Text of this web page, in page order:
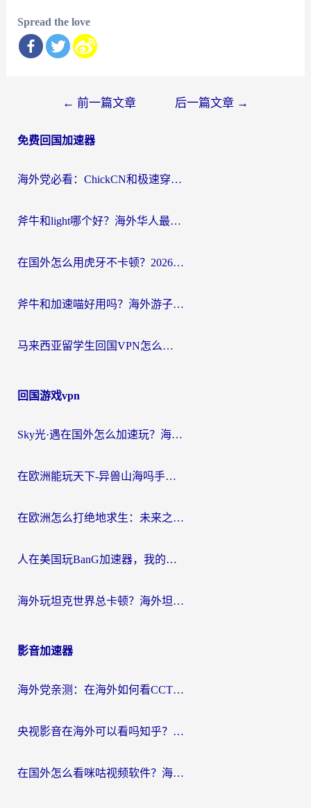
Spread the love
导
← 前一篇文章 后一篇文章 →
免费回国加速器
海外党必看：ChickCN和极速穿梭VPN好用吗？3招教你选对回国加速器无缝刷国内资源
斧牛和light哪个好？海外华人最关心的回国加速器选择难题，一篇讲透
在国外怎么用虎牙不卡顿？2026海外华人亲测有效的回国加速器选择指南
斧牛和加速喵好用吗？海外游子的真实选择困境
马来西亚留学生回国VPN怎么选？3个避坑点+1款实测好用的加速器推荐
回国游戏vpn
Sky光·遇在国外怎么加速玩？海外党亲测有效的国服游戏加速指南
在欧洲能玩天下-异兽山海吗手游？海外玩家的加速器生存指南
在欧洲怎么打绝地求生：未来之役不卡？留学生亲测的加速器避坑指南
人在美国玩BanG加速器，我的延迟终于绿了
海外玩坦克世界总卡顿？海外坦克世界加速器有哪些？实测好用的选择在这里
影音加速器
海外党亲测：在海外如何看CCTV？告别“仅限大陆播放”的实用指南
央视影音在海外可以看吗知乎？留学生亲测：3步解决地域限制+追剧自由
在国外怎么看咪咕视频软件？海外党亲测有效的回国加速方案